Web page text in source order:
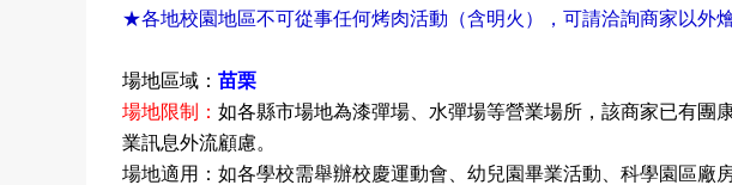
★各地校園地區不可從事任何烤肉活動（含明火），可請洽詢商家以外燴
場地區域： 苗栗
場地限制
： 如各縣市場地為漆彈場 、水彈場等營業場所， 該商家已有團
業訊息外流顧慮。
場地適用： 如各學校需舉辦校慶運動會 、幼兒園畢業活動、科學園區廠